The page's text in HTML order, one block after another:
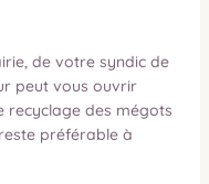
de votre syndic de
peut vous ouvrir
recyclage des mégots
préférable à